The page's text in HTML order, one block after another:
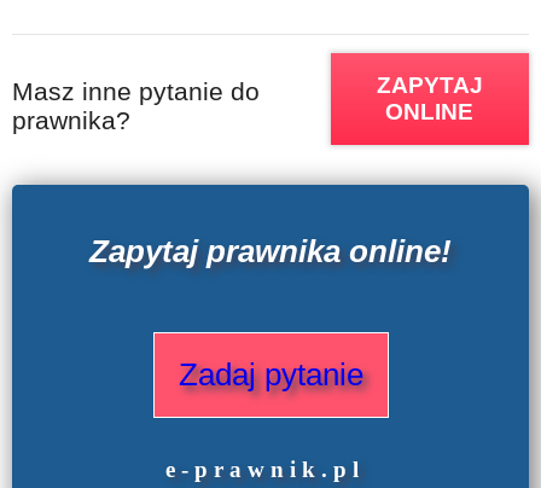
Masz inne pytanie do
prawnika?
ZAPYTAJ
ONLINE
Zapytaj prawnika online!
Zadaj pytanie
e -prawnik . pl